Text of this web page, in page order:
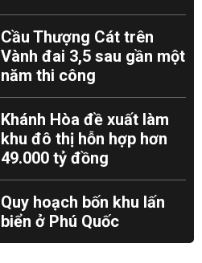
Cầu Thượng Cát trên
Vành đai 3,5 sau gần một
năm thi công
Khánh Hòa đề xuất làm
khu đô thị hỗn hợp hơn
49.000 tỷ đồng
Quy hoạch bốn khu lấn
biển ở Phú Quốc